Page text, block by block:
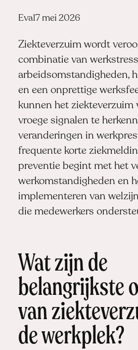
Posted
Eva17 mei 2026
Ziekteverzuim wordt
combinatie van
arbeidsomstandigheden,
en een onprettige
kunnen het ziekteverzuim
vroege signalen te
veranderingen in
frequente korte
preventie begint met het
werkomstandigheden en
implementeren van
die medewerkers
Wat zijn de
belangrijkste
van
de werkplek?